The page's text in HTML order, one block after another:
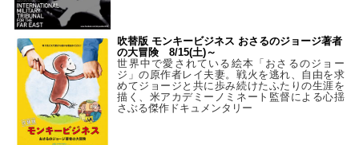
吹替版 モンキービジネス おさるのジョージ著者
の大冒険 8/15(土)～
世界中で愛されている絵本「おさるのジョー
ジ」の原作者レイ夫妻。戦火を逃れ、自由を求
めてジョージと共に歩み続けたふたりの生涯を
描く、米アカデミーノミネート監督による心揺
さぶる傑作ドキュメンタリー